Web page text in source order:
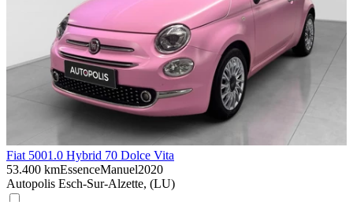
Fiat 5001.0 Hybrid 70 Dolce Vita
53.400 kmEssenceManuel2020
Autopolis Esch-Sur-Alzette, (LU)